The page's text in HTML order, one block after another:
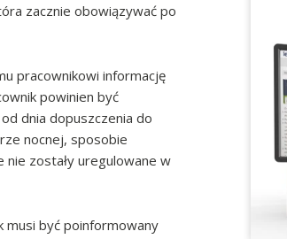
zacznie obowiązywać po
pracownikowi informację
powinien być
dnia dopuszczenia do
nocnej, sposobie
zostały uregulowane w
musi być poinformowany